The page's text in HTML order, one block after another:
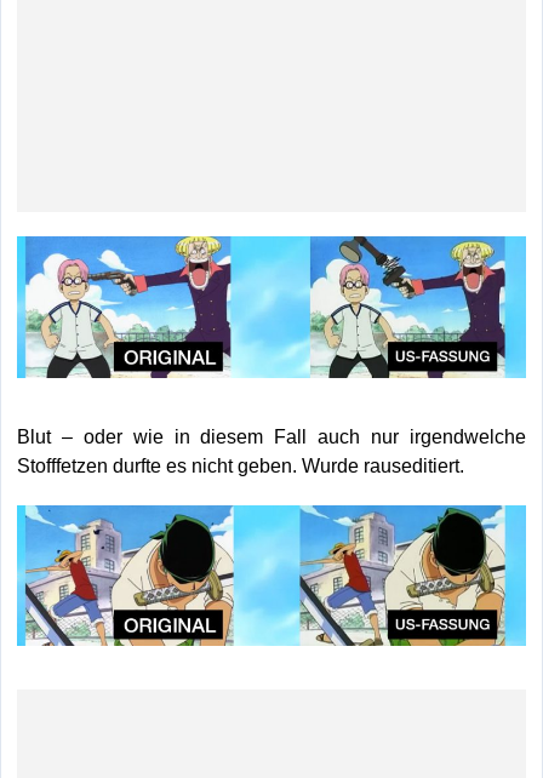
Blut – oder wie in diesem Fall auch nur irgendwelche
Stofffetzen durfte es nicht geben. Wurde rauseditiert.